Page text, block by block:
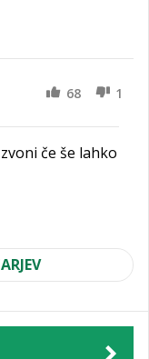
68 1
če še lahko